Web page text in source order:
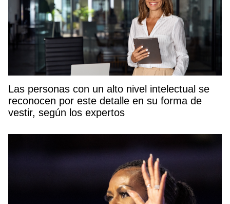
Las personas con un alto nivel intelectual se
reconocen por este detalle en su forma de
vestir, según los expertos